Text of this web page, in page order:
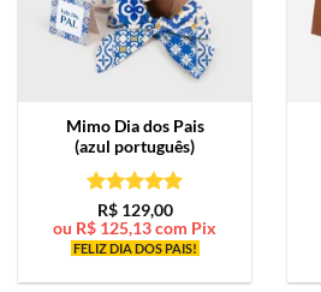
Mimo Dia dos Pais
(azul português)
Avaliação5
de 5
R$129,00
ou R$ 125,13com Pix
FELIZ DIA DOS PAIS!